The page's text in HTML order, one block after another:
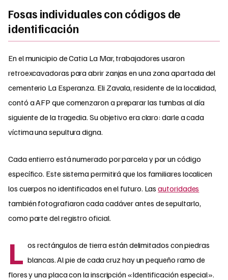
Fosas individuales con códigos de
identificación
En el municipio de Catia La Mar, trabajadores usaron
retroexcavadoras para abrir zanjas en una zona apartada del
cementerio La Esperanza. Eli Zavala, residente de la localidad,
contó a AFP que comenzaron a preparar las tumbas al día
siguiente de la tragedia. Su objetivo era claro: darle a cada
víctima una sepultura digna.
Cada entierro está numerado por parcela y por un código
específico. Este sistema permitirá que los familiares localicen
los cuerpos no identificados en el futuro. Lasautoridades
también fotografiaron cada cadáver antes de sepultarlo,
como parte del registro oficial.
L os rectángulos de tierra están delimitados con piedras
blancas. Al pie de cada cruz hay un pequeño ramo de
flores y una placa con la inscripción «Identificación especial».